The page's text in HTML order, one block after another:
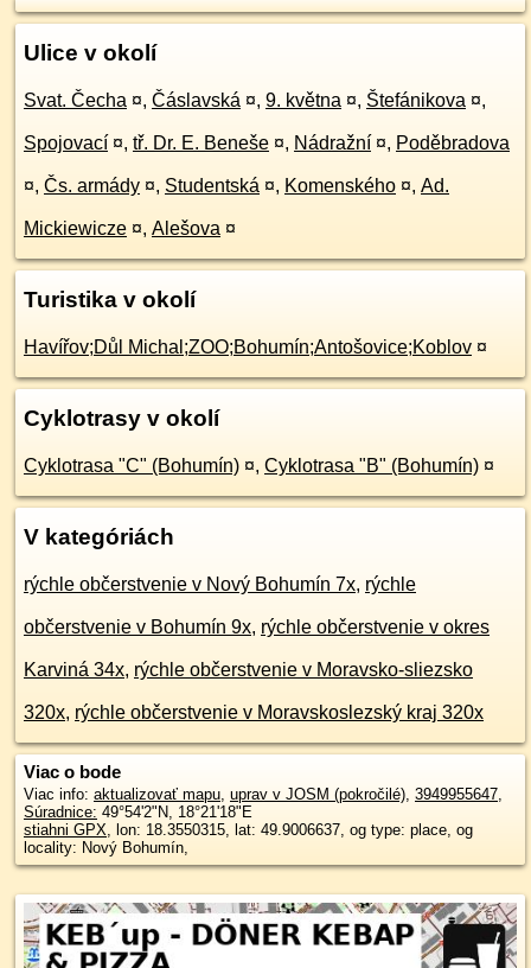
Ulice v okolí
Svat. Čecha ¤, Čáslavská ¤, 9. května ¤, Štefánikova ¤,
Spojovací ¤, tř. Dr. E. Beneše ¤, Nádražní ¤, Poděbradova
¤, Čs. armády ¤, Studentská ¤, Komenského ¤, Ad.
Mickiewicze ¤, Alešova ¤
Turistika v okolí
Havířov;Důl Michal;ZOO;Bohumín;Antošovice;Koblov ¤
Cyklotrasy v okolí
Cyklotrasa "C" (Bohumín) ¤, Cyklotrasa "B" (Bohumín) ¤
V kategóriách
rýchle občerstvenie v Nový Bohumín 7x, rýchle
občerstvenie v Bohumín 9x, rýchle občerstvenie v okres
Karviná 34x, rýchle občerstvenie v Moravsko-sliezsko
320x, rýchle občerstvenie v Moravskoslezský kraj 320x
Viac o bode
Viac info: aktualizovať mapu, uprav v JOSM (pokročilé), 3949955647,
Súradnice: 49°54'2"N, 18°21'18"E
stiahni GPX, lon: 18.3550315, lat: 49.9006637, og type: place, og
locality: Nový Bohumín,